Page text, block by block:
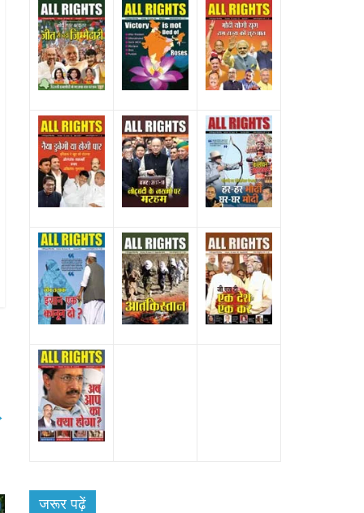
जरूर पढ़ें